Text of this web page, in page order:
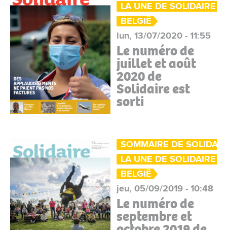
LA UNE DE SOLIDAIRE
BELGIË
lun, 13/07/2020 - 11:55
Le numéro de
juillet et août
2020 de
Solidaire est
sorti
SOMMAIRE DE
LA UNE DE SOLIDAIRE
BELGIË
jeu, 05/09/2019 - 10:48
Le numéro de
septembre et